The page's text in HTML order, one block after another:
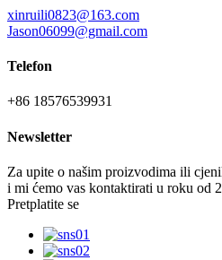
xinruili0823@163.com
Jason06099@gmail.com
Telefon
+86 18576539931
Newsletter
Za upite o našim proizvodima ili
i mi ćemo vas kontaktirati u roku od
Pretplatite se